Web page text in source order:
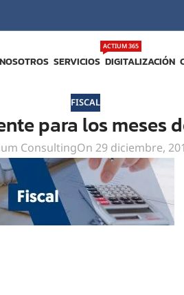
NOSOTROS SERVICIOS DIGITALIZACIÓN
ACTIUM 365
FISCAL
para los meses
ConsultingOn 29 diciembre,